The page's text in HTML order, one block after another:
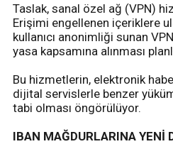
Taslak, sanal özel ağ (VPN)
Erişimi engellenen içeriklere
kullanıcı anonimliği sunan
yasa kapsamına alınması
Bu hizmetlerin, elektronik
dijital servislerle benzer
tabi olması öngörülüyor.
IBAN MAĞDURLARINA YENİ